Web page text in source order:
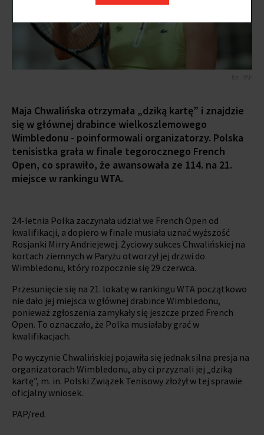
Maja Chwalińska otrzymała „dziką kartę” i znajdzie
się w głównej drabince wielkoszlemowego
Wimbledonu - poinformowali organizatorzy. Polska
tenisistka grała w finale tegorocznego French
Open, co sprawiło, że awansowała ze 114. na 21.
miejsce w rankingu WTA.
24-letnia Polka zaczynała udział we French Open od
kwalifikacji, a dopiero w finale musiała uznać wyższość
Rosjanki Mirry Andriejewej. Życiowy sukces Chwalińskiej na
kortach ziemnych w Paryżu otworzył jej drzwi do
Wimbledonu, który rozpocznie się 29 czerwca.
Przesunięcie się na 21. lokatę w rankingu WTA początkowo
nie dało jej miejsca w głównej drabince Wimbledonu,
ponieważ zgłoszenia zamykały się jeszcze przed French
Open. To oznaczało, że Polka musiałaby grać w
kwalifikacjach.
Po wyczynie Chwalińskiej pojawiła się jednak silna presja na
organizatorach Wimbledonu, aby ci przyznali jej „dziką
kartę”, m. in. Polski Związek Tenisowy złożył w tej sprawie
oficjalny wniosek.
PAP/red.